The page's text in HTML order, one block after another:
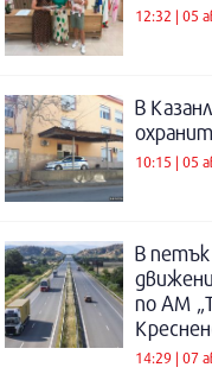
12:32 | 05
В
10:15 | 05
В петък
по АМ
14:29 | 07